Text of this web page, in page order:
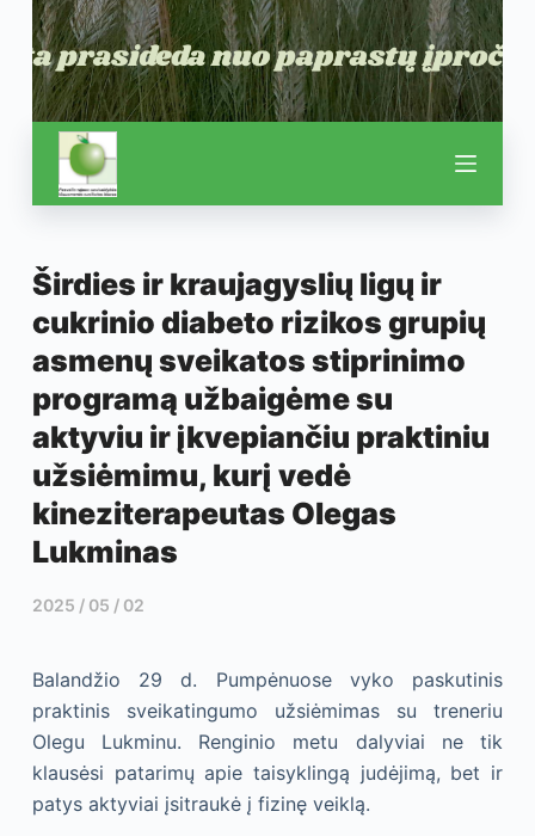
Širdies ir kraujagyslių ligų ir
cukrinio diabeto rizikos grupių
asmenų sveikatos stiprinimo
programą užbaigėme su
aktyviu ir įkvepiančiu praktiniu
užsiėmimu, kurį vedė
kineziterapeutas Olegas
Lukminas
2025 / 05 / 02
Balandžio 29 d. Pumpėnuose vyko paskutinis
praktinis sveikatingumo užsiėmimas su treneriu
Olegu Lukminu. Renginio metu dalyviai ne tik
klausėsi patarimų apie taisyklingą judėjimą, bet ir
patys aktyviai įsitraukė į fizinę veiklą.